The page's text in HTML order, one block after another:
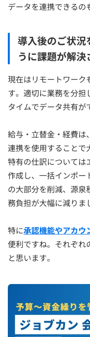
データを連携できるの
導入後のご状況
うに課題が解決
現在はリモートワーク
す。適切に業務を分
タイムでデータ共有が
給与・立替金・経費は
連携を使用することで
特有の仕訳については
作成し、一括インポー
の大部分を削減、源
務負担が大幅に減りま
特に承認機能やアカウ
便利ですね。それぞれ
と思います。